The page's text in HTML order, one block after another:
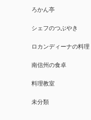
ろかん亭
シェフのつぶやき
ロカンディーナの料理
南信州の食卓
料理教室
未分類